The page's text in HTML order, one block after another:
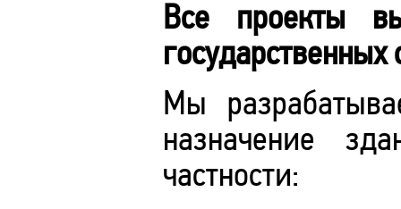
Все проекты
государственных
Мы
назначение
частности: